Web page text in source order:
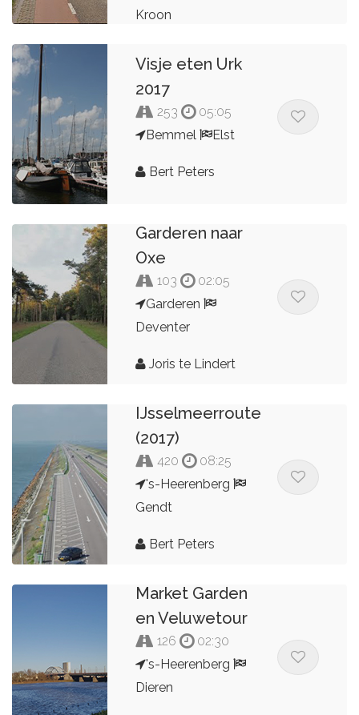
Kroon
Visje eten Urk
2017
253
05:05
Bemmel
Elst
Bert Peters
Garderen naar
Oxe
103
02:05
Garderen
Deventer
Joris te Lindert
IJsselmeerroute
(2017)
420
08:25
's-Heerenberg
Gendt
Bert Peters
Market Garden
en Veluwetour
126
02:30
's-Heerenberg
Dieren